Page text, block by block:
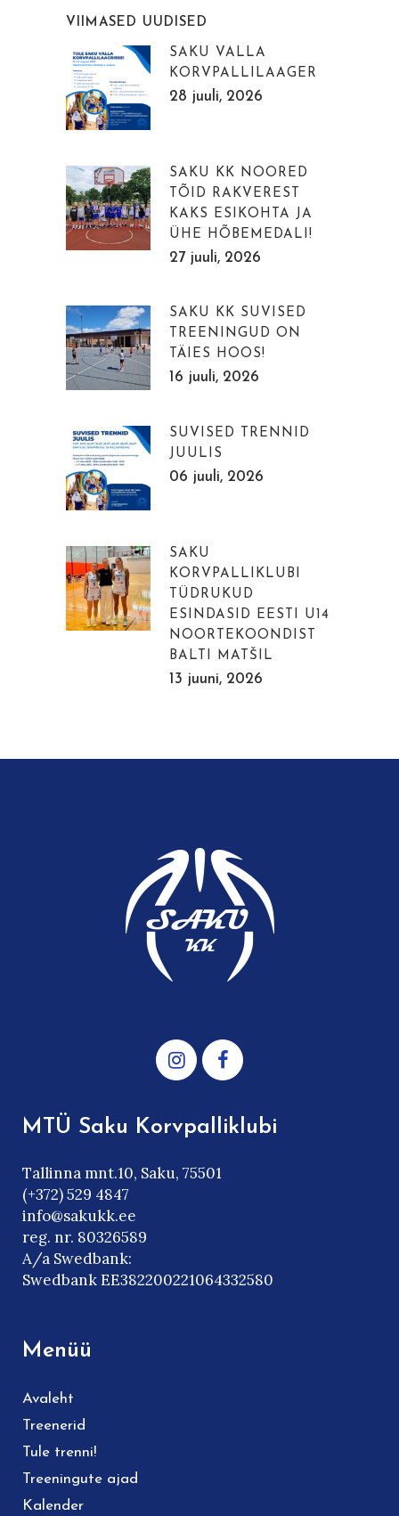
VIIMASED UUDISED
SAKU VALLA
KORVPALLILAAGER
28 juuli, 2026
SAKU KK NOORED
TÕID RAKVEREST
KAKS ESIKOHTA JA
ÜHE HÕBEMEDALI!
27 juuli, 2026
SAKU KK SUVISED
TREENINGUD ON
TÄIES HOOS!
16 juuli, 2026
SUVISED TRENNID
JUULIS
06 juuli, 2026
SAKU
KORVPALLIKLUBI
TÜDRUKUD
ESINDASID EESTI U14
NOORTEKOONDIST
BALTI MATŠIL
13 juuni, 2026
MTÜ Saku Korvpalliklubi
Tallinna mnt.10, Saku, 75501
(+372) 529 4847
info@sakukk.ee
reg. nr. 80326589
A/a Swedbank:
Swedbank EE382200221064332580
Menüü
Avaleht
Treenerid
Tule trenni!
Treeningute ajad
Kalender